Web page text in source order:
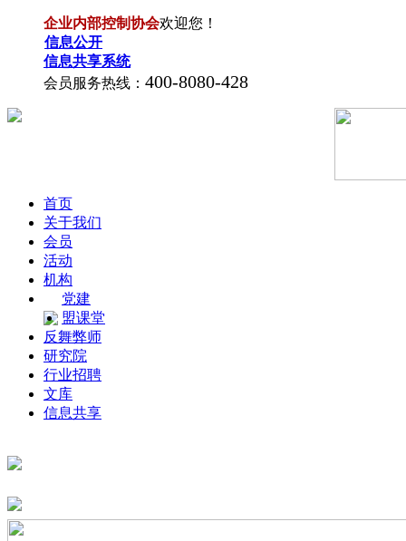
企业内部控制协会欢迎您！
信息公开
信息共享系统
会员服务热线： 400-8080-428
首页
关于我们
会员
活动
机构
党建
盟课堂
反舞弊师
研究院
行业招聘
文库
信息共享